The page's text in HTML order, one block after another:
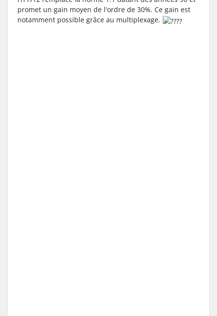
promet un gain moyen de l'ordre de 30%. Ce gain est
notamment possible grâce au multiplexage.